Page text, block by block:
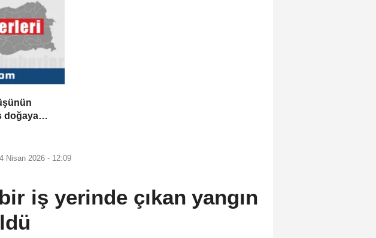
doğaya
Nisan 2026 - 12:09
iş yerinde çıkan yangın